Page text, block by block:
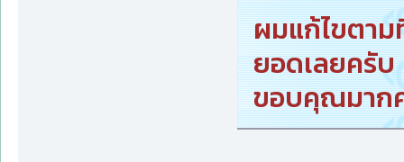
ผมแก้ไขตา
ยอดเลยครั
ขอบคุณมาก